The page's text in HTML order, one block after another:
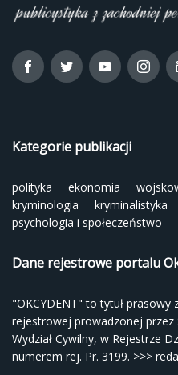
Kategorie publikacji
polityka ekonomia
kryminologia
kryminalistyka
psychologia i społeczeństwo
Dane rejestrowe portalu
"OKCYDENT" to tytuł
rejestrowej prowadzonej przez
Wydział Cywilny, w Rejestrze
numerem rej. Pr. 3199. >>>